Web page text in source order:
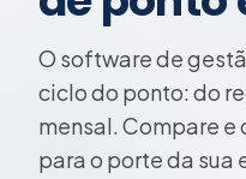
O software de
ciclo do ponto: do
mensal. Compare
para o porte da sua